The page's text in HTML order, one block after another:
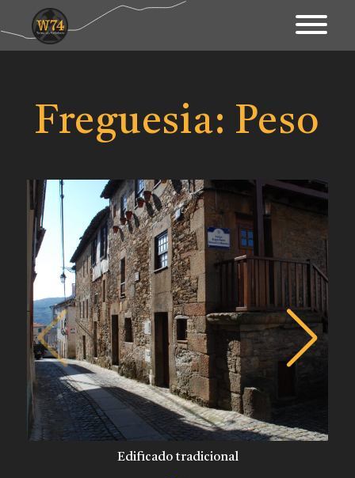
Território
Património
Mapa Interativo
Ações
Fundo Documental
Contactos & Links
Blogue
Freguesia: Peso
Edificado tradicional